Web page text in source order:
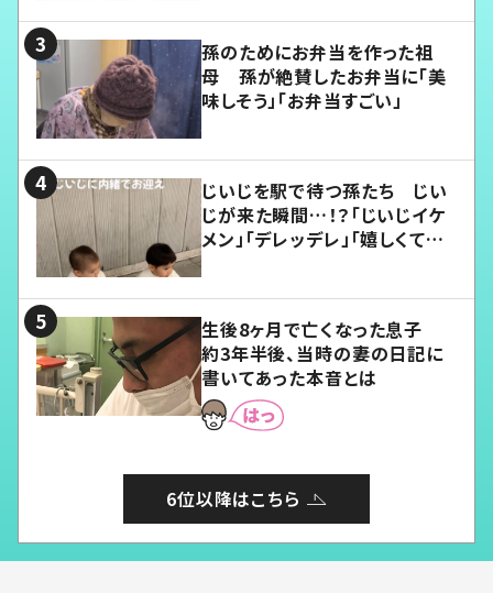
孫のためにお弁当を作った祖
母 孫が絶賛したお弁当に「美
味しそう」「お弁当すごい」
じいじを駅で待つ孫たち じい
じが来た瞬間…！？「じいじイケ
メン」「デレッデレ」「嬉しくて可
生後8ヶ月で亡くなった息子
約3年半後、当時の妻の日記に
書いてあった本音とは
6位以降はこちら